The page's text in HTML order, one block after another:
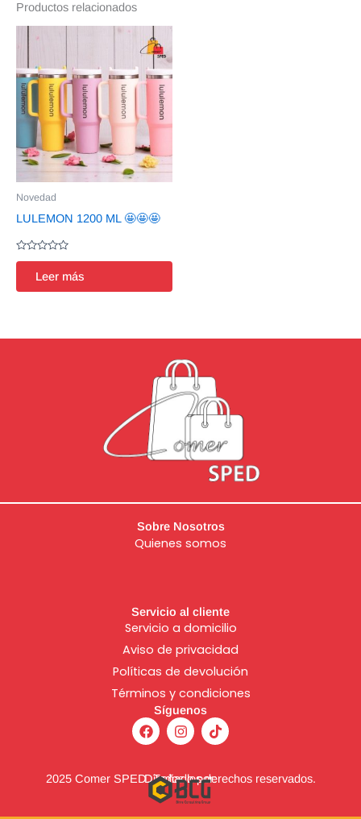
Productos relacionados
Novedad
LULEMON 1200 ML 🤩🤩🤩
Valorado
de
Leer más
Sobre Nosotros
Quienes somos
Servicio al cliente
Servicio a domicilio
Aviso de privacidad
Políticas de devolución
Términos y condiciones
Síguenos
F
a
c
b
o
o
I
n
s
a
g
r
T
i
k
o
2025 Comer SPED. Todos los derechos reservados.
Diseñado por: